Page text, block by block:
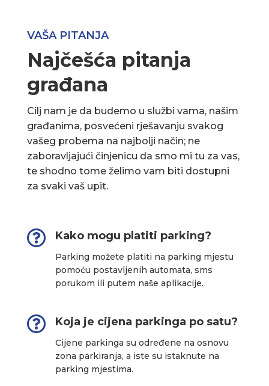
VAŠA PITANJA
Najčešća pitanja
građana
Cilj nam je da budemo u službi vama, našim
građanima, posvećeni rješavanju svakog
vašeg probema na najbolji način; ne
zaboravljajući činjenicu da smo mi tu za vas,
te shodno tome želimo vam biti dostupni
za svaki vaš upit.
 Kako mogu platiti parking?
Parking možete platiti na parking mjestu
pomoću postavljenih automata, sms
porukom ili putem naše aplikacije.
 Koja je cijena parkinga po satu?
Cijene parkinga su određene na osnovu
zona parkiranja, a iste su istaknute na
parking mjestima.